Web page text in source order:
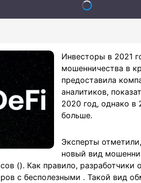
Инвесторы в 2021
мошенничества в
предоставила
аналитиков,
2020 год, однако в
больше.
Эксперты
новый вид
(). Как правило, разработчики
с бесполезными . Такой вид